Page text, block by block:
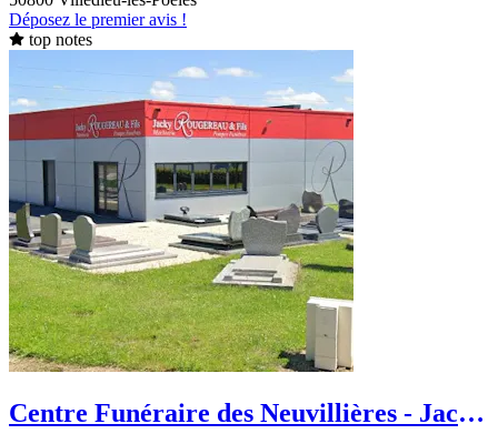
Déposez le premier avis !
top notes
Centre Funéraire des Neuvillières - Jacky